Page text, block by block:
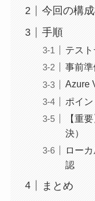
今回の構
手順
テス
事前
Azure
ポイ
【重
決）
ロー
認
まとめ